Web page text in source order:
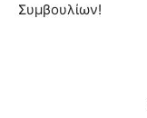
Συμβουλίων!